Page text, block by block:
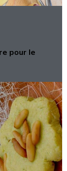
pour le